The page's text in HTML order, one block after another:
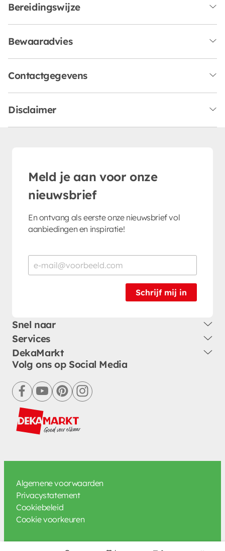
Bereidingswijze
Bewaaradvies
Contactgegevens
Disclaimer
Meld je aan voor onze
nieuwsbrief
En ontvang als eerste onze nieuwsbrief vol
aanbiedingen en inspiratie!
Schrijf mij in
Snel naar
Services
DekaMarkt
Volg ons op Social Media
facebookyoutubepinterestinstagram
Algemene voorwaarden
Privacystatement
Cookiebeleid
Cookie voorkeuren